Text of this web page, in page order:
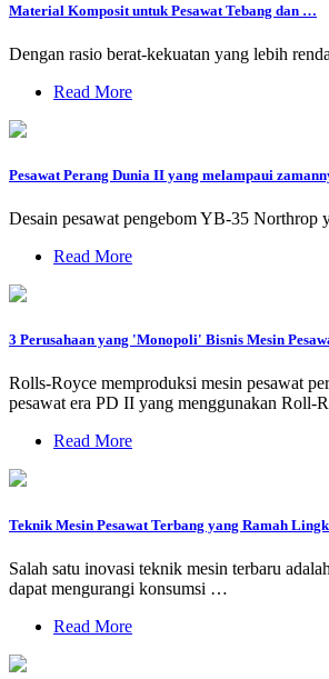
Material Komposit untuk Pesawat Tebang dan …
Dengan rasio berat-kekuatan yang lebih
Read More
Pesawat Perang Dunia II yang melampaui
Desain pesawat pengebom YB-35 Northrop
Read More
3 Perusahaan yang 'Monopoli' Bisnis Mesin
Rolls-Royce memproduksi mesin pesawat
pesawat era PD II yang menggunakan
Read More
Teknik Mesin Pesawat Terbang yang Ramah
Salah satu inovasi teknik mesin terbaru
dapat mengurangi konsumsi …
Read More